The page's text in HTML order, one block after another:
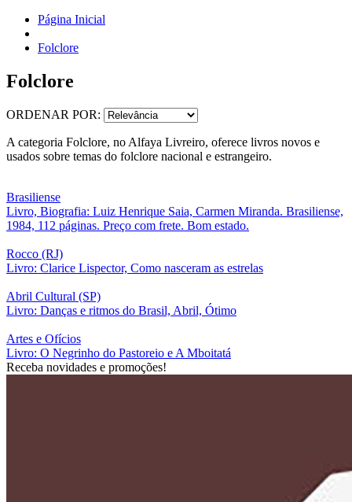
Página Inicial
Folclore
Folclore
ORDENAR POR:
A categoria Folclore, no Alfaya Livreiro, oferece livros novos e
usados sobre temas do folclore nacional e estrangeiro.
Brasiliense
Livro, Biografia: Luiz Henrique Saia, Carmen Miranda. Brasiliense,
1984, 112 páginas. Preço com frete. Bom estado.
Rocco (RJ)
Livro: Clarice Lispector, Como nasceram as estrelas
Abril Cultural (SP)
Livro: Danças e ritmos do Brasil, Abril, Ótimo
Artes e Ofícios
Livro: O Negrinho do Pastoreio e A Mboitatá
Receba novidades e promoções!